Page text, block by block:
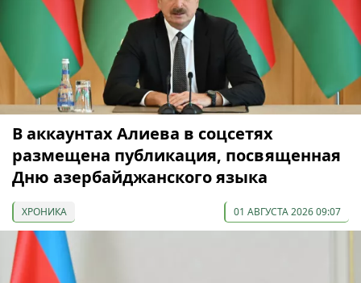
В аккаунтах Алиева в соцсетях
размещена публикация, посвященная
Дню азербайджанского языка
ХРОНИКА 01 АВГУСТА 2026 09:07